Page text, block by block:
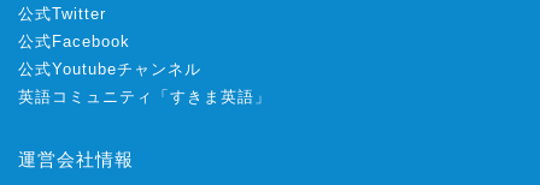
公式Twitter
公式Facebook
公式Youtubeチャンネル
英語コミュニティ「すきま英語」
運営会社情報